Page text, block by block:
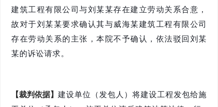
建筑工程有限公司与刘 某某存在建立劳动关系合意，
故 对于刘 某某要求确认其与威海某建筑工程有限公司
存在劳动关系的主张，本院不予确认 ，依法驳回刘某
某的诉讼请求。
【裁判依据】 建设单位（发包人）将建设工程发包给施